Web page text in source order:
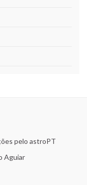
pelo astroPT
Aguiar